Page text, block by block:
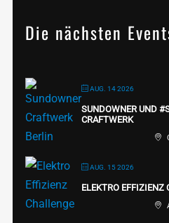
Die nächsten
AUG. 14 2026
SUNDOWNER UND
CRAFTWERK
AUG. 15 2026
ELEKTRO EFFIZIENZ